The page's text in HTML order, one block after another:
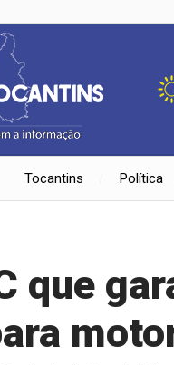
Tocantins Política
que